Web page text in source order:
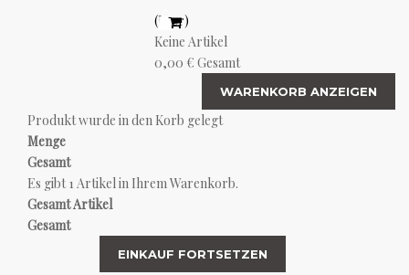
(Leer)
Keine Artikel
0,00 € Gesamt
WARENKORB ANZEIGEN
Produkt wurde in den Korb gelegt
Menge
Gesamt
Es gibt 1 Artikel in Ihrem Warenkorb.
Gesamt Artikel
Gesamt
EINKAUF FORTSETZEN